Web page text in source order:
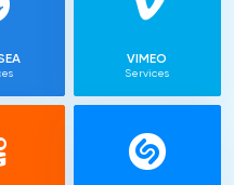
VIMEO
Services